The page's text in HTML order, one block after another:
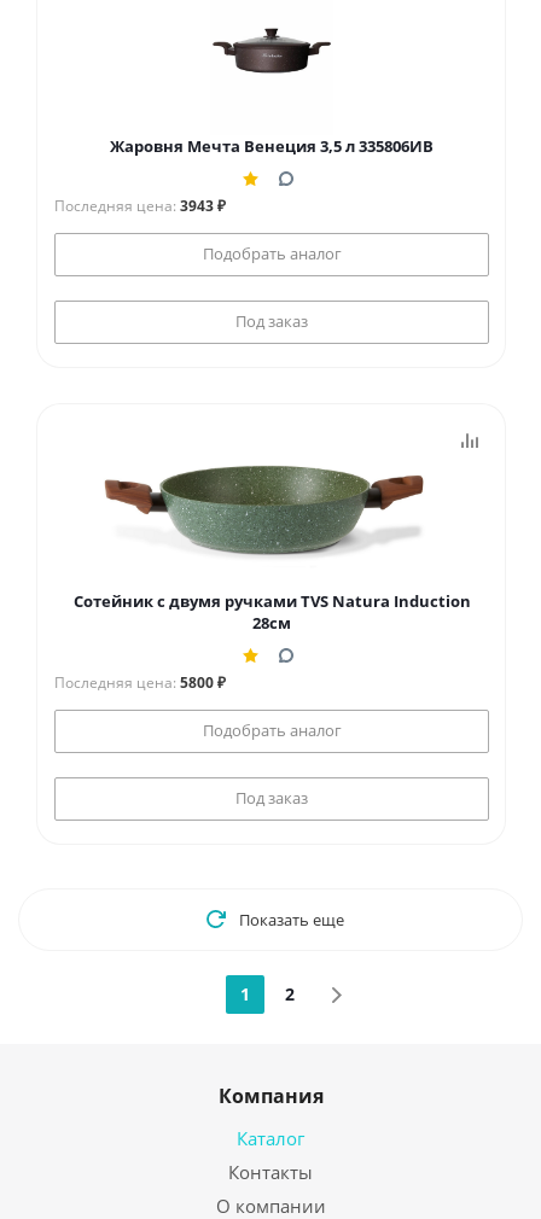
Жаровня Мечта Венеция 3,5 л 335806ИВ
Последняя цена: 3943 ₽
Подобрать аналог
Под заказ
Сотейник с двумя ручками TVS Natura Induction
28см
Последняя цена: 5800 ₽
Подобрать аналог
Под заказ
Показать еще
1 2
Компания
Каталог
Контакты
О компании